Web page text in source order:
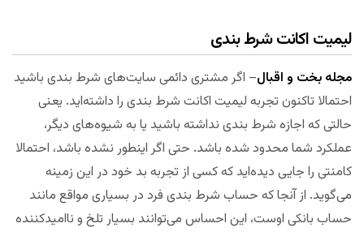
لیمیت اکانت شرط بندی
مجله بخت و اقبال– اگر مشتری دائمی سایت‌های شرط بندی باشید
احتمالا تاکنون تجربه لیمیت اکانت شرط بندی را داشته‌اید. یعنی
حالتی که اجازه شرط بندی نداشته باشید یا به شیوه‌های دیگر،
عملکرد شما محدود شده باشد. حتی اگر اینطور نشده باشد، احتمالا
کامنتی را جایی دیده‌اید که کسی از تجربه بد خود در این زمینه
می‌گوید. از آنجا که حساب شرط بندی فرد در بسیاری مواقع مانند
حساب بانکی اوست، این احساس می‌توانند بسیار تلخ و ناامیدکننده